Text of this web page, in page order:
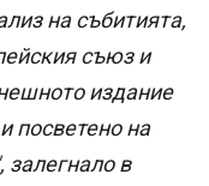
на събитията,
съюз и
издание
посветено на
залегнало в